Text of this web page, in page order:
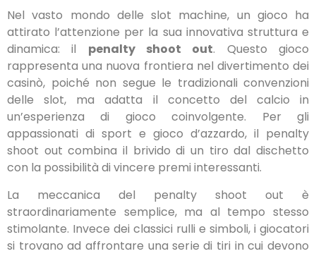
Nel vasto mondo delle slot machine, un gioco ha
attirato l’attenzione per la sua innovativa struttura e
dinamica: il penalty shoot out. Questo gioco
rappresenta una nuova frontiera nel divertimento dei
casinò, poiché non segue le tradizionali convenzioni
delle slot, ma adatta il concetto del calcio in
un’esperienza di gioco coinvolgente. Per gli
appassionati di sport e gioco d’azzardo, il penalty
shoot out combina il brivido di un tiro dal dischetto
con la possibilità di vincere premi interessanti.
La meccanica del penalty shoot out è
straordinariamente semplice, ma al tempo stesso
stimolante. Invece dei classici rulli e simboli, i giocatori
si trovano ad affrontare una serie di tiri in cui devono